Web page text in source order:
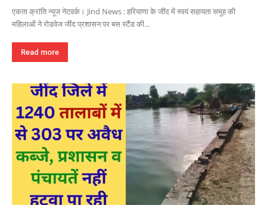
एकता क्रांति न्यूज नेटवर्क। Jind News : हरियाणा के जींद में स्वयं सहायता समूह की
महिलाओं ने रोडवेज जींद प्रशासन पर बस स्टैंड की...
Read more